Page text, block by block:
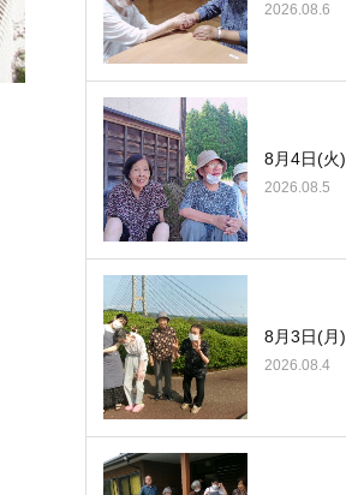
2026.08.6
8月4日(火)
2026.08.5
8月3日(月)
2026.08.4